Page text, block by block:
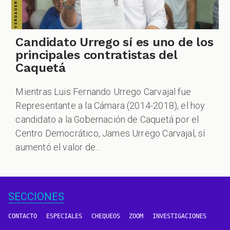
Candidato Urrego sí es uno de los
principales contratistas del
Caquetá
Mientras Luis Fernando Urrego Carvajal fue
Representante a la Cámara (2014-2018), el hoy
candidato a la Gobernación de Caquetá por el
Centro Democrático, James Urrego Carvajal, sí
aumentó el valor de...
SECCIONES
CONTACTO ESPECIALES CHEQUEOS ZOOM INVESTIGACIONES